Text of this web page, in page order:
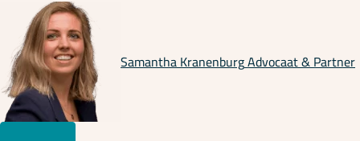
Samantha KranenburgAdvocaat & Partner